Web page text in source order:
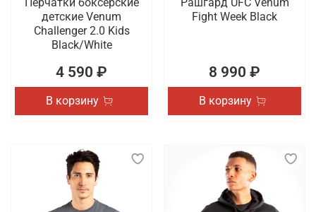
детские Venum
Challenger 2.0 Kids
Black/White
4 590 ₽
В корзину
Fight Week Black
8 990 ₽
В корзину